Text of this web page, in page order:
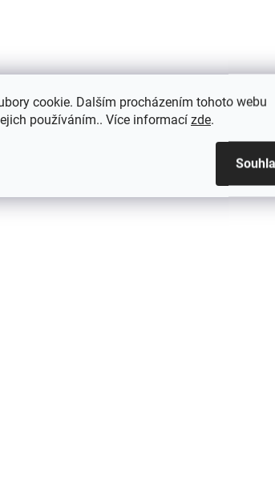
cookie. Dalším procházením tohoto webu
používáním.. Více informací zde.